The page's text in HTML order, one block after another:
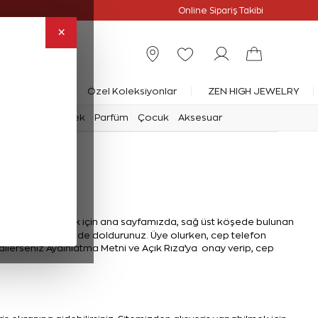
×
Online Sipariş Takibi
Yüzük Özel Koleksiyonlar ZEN HIGH JEWELRY
Erkek Parfüm Çocuk Aksesuar
devam etmek için ana sayfamızda, sağ üst köşede bulunan
eksiksiz bir şekilde doldurunuz. Üye olurken, cep telefon
Aydınlatma Metni ve Açık Rıza’ya onay verip, cep